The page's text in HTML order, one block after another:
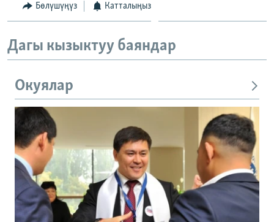
Бөлүшүңүз Катталыңыз
Дагы кызыктуу баяндар
Окуялар